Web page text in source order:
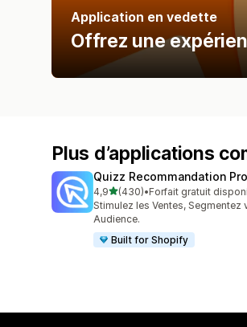
Application en vedette
Offrez une
Plus d’applications
Quizz Recommandation
4,9étoile(s) sur 5
(430)
430 avis au total
•Forfait gratuit
Stimulez les Ventes, Segmentez
Audience.
Built for Shopify